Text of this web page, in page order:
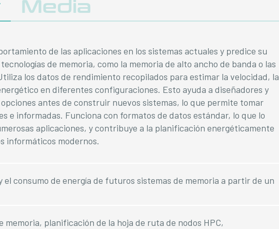
Media
de las aplicaciones en los sistemas actuales y predice su
de memoria, como la memoria de alto ancho de banda o las
los datos de rendimiento recopilados para estimar la velocidad, la
en diferentes configuraciones. Esto ayuda a diseñadores y
antes de construir nuevos sistemas, lo que permite tomar
e informadas. Funciona con formatos de datos estándar, lo que lo
aplicaciones, y contribuye a la planificación energéticamente
informáticos modernos.
el consumo de energía de futuros sistemas de memoria a partir de un
memoria, planificación de la hoja de ruta de nodos HPC,